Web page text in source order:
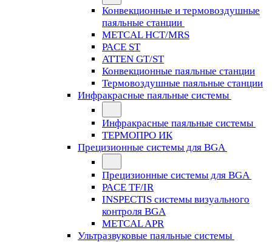
Конвекционные и термовоздушные
паяльные станции
METCAL HCT/MRS
PACE ST
ATTEN GT/ST
Конвекционные паяльные станции
Термовоздушные паяльные станции
Инфракрасные паяльные системы
Инфракрасные паяльные системы
ТЕРМОПРО ИК
Прецизионные системы для BGA
Прецизионные системы для BGA
PACE TF/IR
INSPECTIS системы визуального
контроля BGA
METCAL APR
Ультразвуковые паяльные системы